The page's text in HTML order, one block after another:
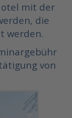
mit der
die
werden.
von